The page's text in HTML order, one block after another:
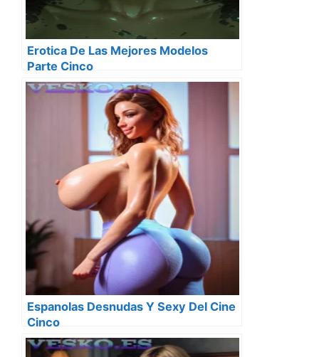
Erotica De Las Mejores Modelos
Parte Cinco
Espanolas Desnudas Y Sexy Del Cine
Cinco